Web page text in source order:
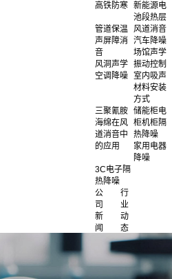
高铁防寒 新能源电
池段热层
管道保温
风道消音
声屏障消
音
汽车降噪
场馆声学
风洞声学 振动控制
空调降噪 室内吸声
材料安装
方式
三聚氰胺
海绵在风
道消音中
的应用
储能柜电
柜机柜隔
热降噪
家用电器
降噪
3C电子隔
热降噪
公
司
新
闻
行
业
动
态